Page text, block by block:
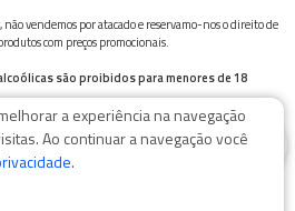
vendemos por atacado e reservamo-nos o direito de
com preços promocionais.
são proibidos para menores de 18
química e, em excesso, provoca graves males à saúde.
a experiência na navegação
Ao continuar a navegação você
.